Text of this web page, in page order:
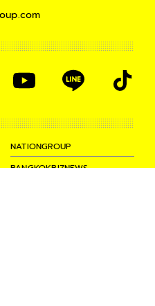
NATIONGROUP
BANGKOKBIZNEWS